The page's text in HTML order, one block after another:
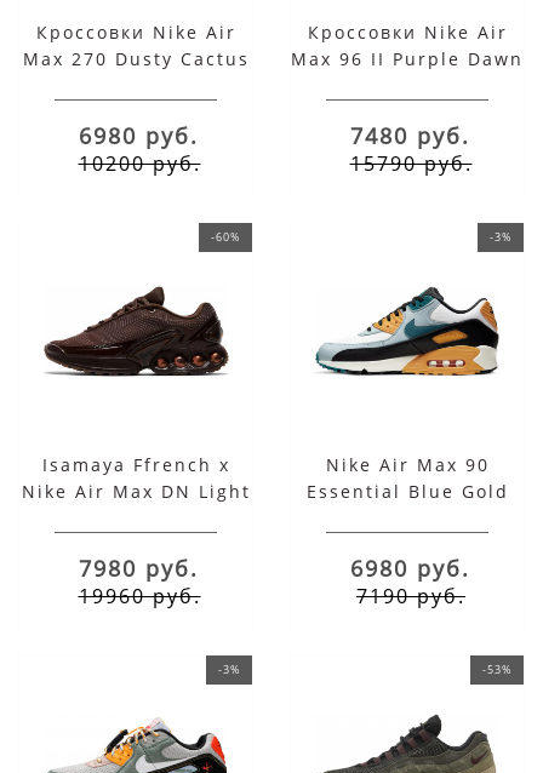
Кроссовки Nike Air
Max 270 Dusty Cactus
6980 руб.
10200 руб.
Кроссовки Nike Air
Max 96 II Purple Dawn
7480 руб.
15790 руб.
-60%
Isamaya Ffrench x
Nike Air Max DN Light
7980 руб.
19960 руб.
-3%
Nike Air Max 90
Essential Blue Gold
6980 руб.
7190 руб.
-3% -53%